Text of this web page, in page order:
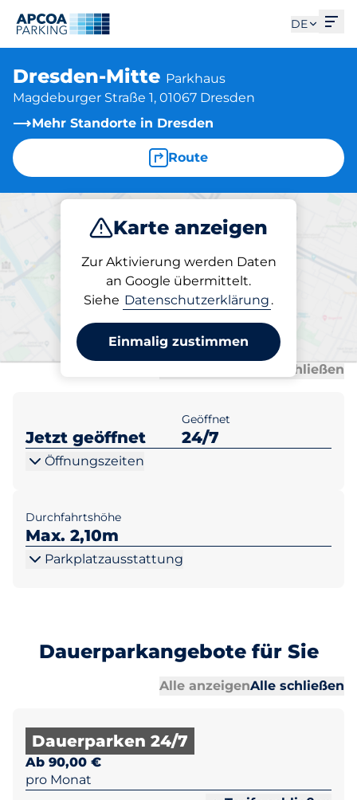
DE
Dresden-Mitte Parkhaus
Magdeburger Straße 1, 01067 Dresden
Mehr Standorte in Dresden
Route
Karte anzeigen
Zur Aktivierung werden Daten
an Google übermittelt.
Siehe Datenschutzerklärung .
Einmalig zustimmen
Parken Abo
Abos am Standort
Dresden-Mitte
Alle schließen
Jetzt geöffnet
Geöffnet
24/7
Öffnungszeiten
Durchfahrtshöhe
Max. 2,10m
Parkplatzausstattung
Dauerparkangebote für Sie
Alle anzeigenAlle schließen
Dauerparken 24/7
Ab 90,00 €
pro Monat